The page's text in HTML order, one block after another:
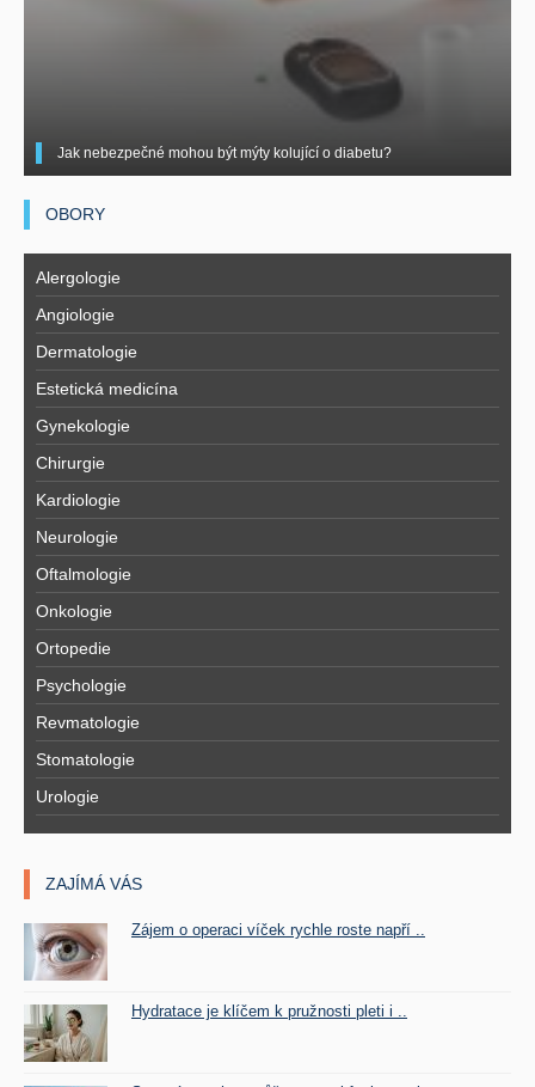
Jak nebezpečné mohou být mýty kolující o diabetu?
OBORY
Alergologie
Angiologie
Dermatologie
Estetická medicína
Gynekologie
Chirurgie
Kardiologie
Neurologie
Oftalmologie
Onkologie
Ortopedie
Psychologie
Revmatologie
Stomatologie
Urologie
ZAJÍMÁ VÁS
Zájem o operaci víček rychle roste napří ..
Hydratace je klíčem k pružnosti pleti i ..